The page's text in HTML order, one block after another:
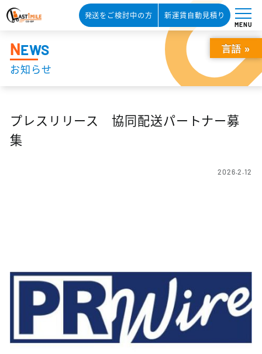
発送をご検討中の方 新運賃自動見積り
MENU
NEWS
お知らせ
プレスリリース 協同配送パートナー募
集
2026.2.12
言語 »